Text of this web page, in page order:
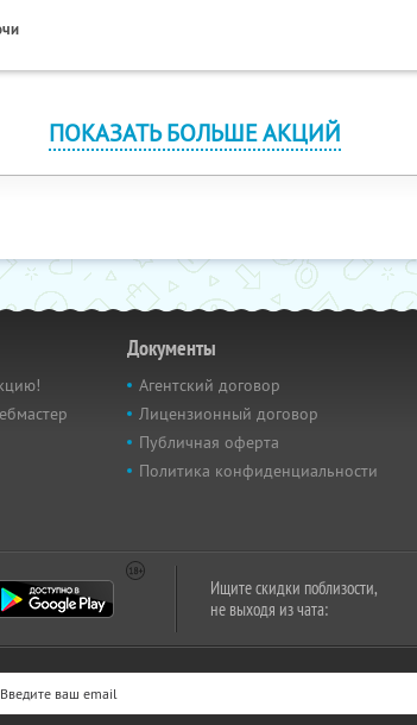
ПОКАЗАТЬ БОЛЬШЕ АКЦИЙ
Документы
Агентский договор
Лицензионный договор
Публичная оферта
Политика конфиденциальности
Ищите скидки поблизости,
не выходя из чата: